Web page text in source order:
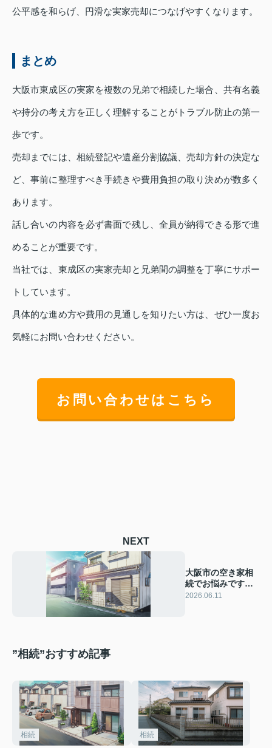
公平感を和らげ、円滑な実家売却につなげやすくなります。
まとめ
大阪市東成区の実家を複数の兄弟で相続した場合、共有名義
や持分の考え方を正しく理解することがトラブル防止の第一
歩です。
売却までには、相続登記や遺産分割協議、売却方針の決定な
ど、事前に整理すべき手続きや費用負担の取り決めが数多く
あります。
話し合いの内容を必ず書面で残し、全員が納得できる形で進
めることが重要です。
当社では、東成区の実家売却と兄弟間の調整を丁寧にサポー
トしています。
具体的な進め方や費用の見通しを知りたい方は、ぜひ一度お
気軽にお問い合わせください。
お問い合わせはこちら
NEXT
大阪市の空き家相
続でお悩みです
か？売却相談の流
2026.06.11
”相続”おすすめ記事
相続 相続